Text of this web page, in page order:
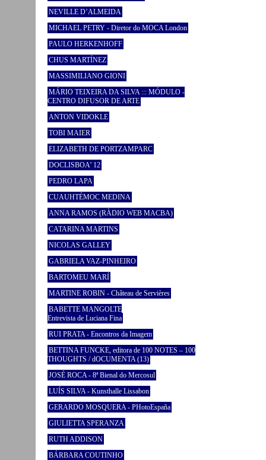
NEVILLE D’ALMEIDA
MICHAEL PETRY - Diretor do MOCA London
PAULO HERKENHOFF
CHUS MARTÍNEZ
MASSIMILIANO GIONI
MÁRIO TEIXEIRA DA SILVA ::: MÓDULO -
CENTRO DIFUSOR DE ARTE
ANTON VIDOKLE
TOBI MAIER
ELIZABETH DE PORTZAMPARC
DOCLISBOA’ 12
PEDRO LAPA
CUAUHTÉMOC MEDINA
ANNA RAMOS (RÀDIO WEB MACBA)
CATARINA MARTINS
NICOLAS GALLEY
GABRIELA VAZ-PINHEIRO
BARTOMEU MARÍ
MARTINE ROBIN - Château de Servières
BABETTE MANGOLTE
Entrevista de Luciana Fina
RUI PRATA - Encontros da Imagem
BETTINA FUNCKE, editora de 100 NOTES – 100
THOUGHTS / dOCUMENTA (13)
JOSÉ ROCA - 8ª Bienal do Mercosul
LUÍS SILVA - Kunsthalle Lissabon
GERARDO MOSQUERA - PHotoEspaña
GIULIETTA SPERANZA
RUTH ADDISON
BÁRBARA COUTINHO